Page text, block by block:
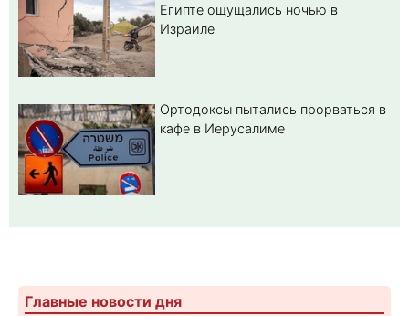
Египте ощущались ночью в
Израиле
Ортодоксы пытались прорваться в
кафе в Иерусалиме
Главные новости дня